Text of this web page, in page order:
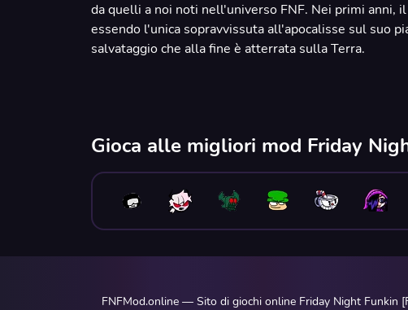
da quelli a noi noti nell'universo FNF. Nei primi anni,
essendo l'unica sopravvissuta all'apocalisse sul suo
salvataggio che alla fine è atterrata sulla Terra.
Gioca alle migliori mod Friday
FNFMod.online — Sito di giochi online Friday Night Funkin